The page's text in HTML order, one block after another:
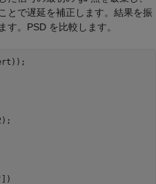
とで遅延を補正します。結果を振
す。PSD を比較します。
])